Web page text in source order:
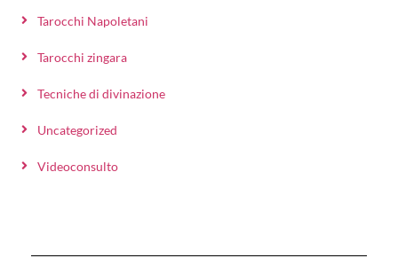
Tarocchi Napoletani
Tarocchi zingara
Tecniche di divinazione
Uncategorized
Videoconsulto